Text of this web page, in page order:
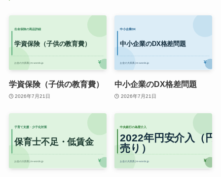
学資保険（子供の教育費）
2026年7月21日
中小企業のDX格差問題
2026年7月21日